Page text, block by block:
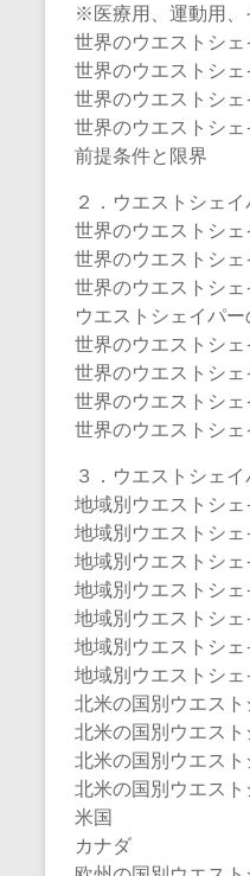
※医療用、運動用、
世界のウエストシ
世界のウエストシ
世界のウエストシ
世界のウエストシェ
前提条件と限界
２．ウエストシェ
世界のウエストシ
世界のウエストシ
世界のウエストシェ
ウエストシェイパ
世界のウエストシ
世界のウエストシ
世界のウエストシ
世界のウエストシ
３．ウエストシェ
地域別ウエストシ
地域別ウエストシ
地域別ウエストシ
地域別ウエストシ
地域別ウエストシ
地域別ウエストシ
地域別ウエストシ
北米の国別ウエス
北米の国別ウエス
北米の国別ウエスト
北米の国別ウエスト
米国
カナダ